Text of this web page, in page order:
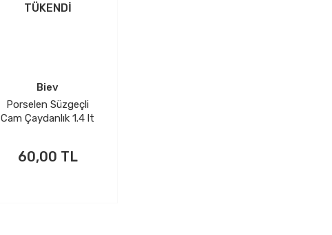
TÜKENDİ
Biev
Porselen Süzgeçli
Cam Çaydanlık 1.4 lt
60,00 TL